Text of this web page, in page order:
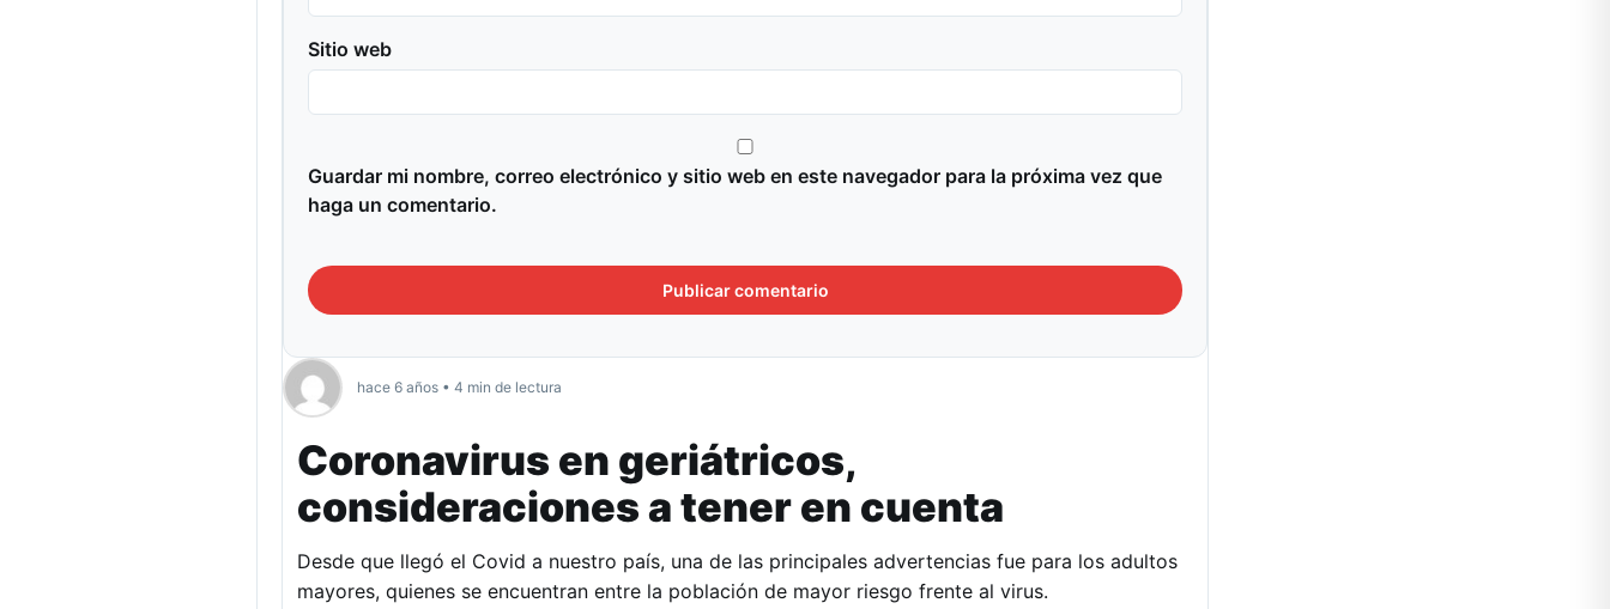
Sitio web
Guardar mi nombre, correo electrónico y sitio web en este navegador para la próxima vez que
haga un comentario.
hace 6 años • 4 min de lectura
Coronavirus en geriátricos,
consideraciones a tener en cuenta
Desde que llegó el Covid a nuestro país, una de las principales advertencias fue para los adultos
mayores, quienes se encuentran entre la población de mayor riesgo frente al virus.